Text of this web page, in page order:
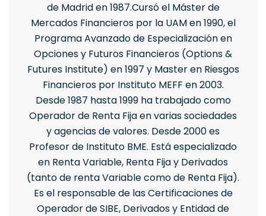
de Madrid en 1987.Cursó el Máster de
Mercados Financieros por la UAM en 1990, el
Programa Avanzado de Especialización en
Opciones y Futuros Financieros (Options &
Futures Institute) en 1997 y Master en Riesgos
Financieros por Instituto MEFF en 2003.
Desde 1987 hasta 1999 ha trabajado como
Operador de Renta Fija en varias sociedades
y agencias de valores. Desde 2000 es
Profesor de Instituto BME. Está especializado
en Renta Variable, Renta Fija y Derivados
(tanto de renta Variable como de Renta Fija).
Es el responsable de las Certificaciones de
Operador de SIBE, Derivados y Entidad de